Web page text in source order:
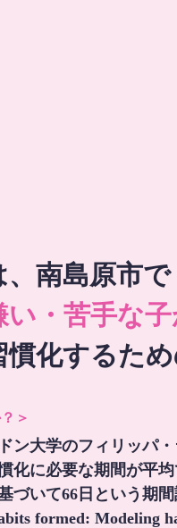
、南島原市で
い・苦手な
慣化するた
＞
ン大学のフィリッパ
化に必要な期間が平
づいて66日という期
formed: Modeling